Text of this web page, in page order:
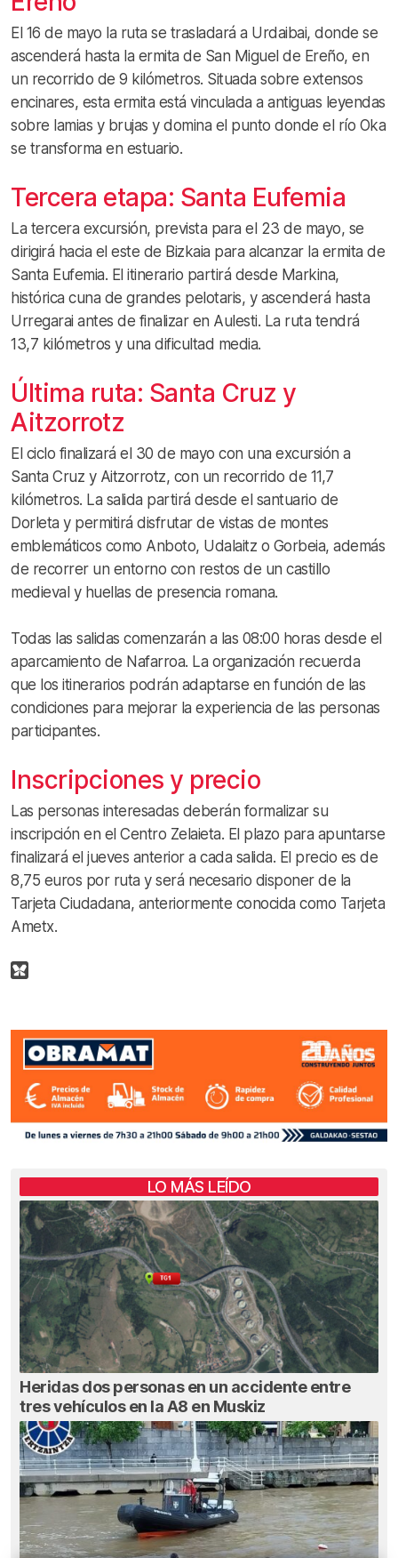
El 16 de mayo la ruta se trasladará a Urdaibai, donde se
ascenderá hasta la ermita de San Miguel de Ereño, en
un recorrido de 9 kilómetros. Situada sobre extensos
encinares, esta ermita está vinculada a antiguas leyendas
sobre lamias y brujas y domina el punto donde el río Oka
se transforma en estuario.
Tercera etapa: Santa Eufemia
La tercera excursión, prevista para el 23 de mayo, se
dirigirá hacia el este de Bizkaia para alcanzar la ermita de
Santa Eufemia. El itinerario partirá desde Markina,
histórica cuna de grandes pelotaris, y ascenderá hasta
Urregarai antes de finalizar en Aulesti. La ruta tendrá
13,7 kilómetros y una dificultad media.
Última ruta: Santa Cruz y
Aitzorrotz
El ciclo finalizará el 30 de mayo con una excursión a
Santa Cruz y Aitzorrotz, con un recorrido de 11,7
kilómetros. La salida partirá desde el santuario de
Dorleta y permitirá disfrutar de vistas de montes
emblemáticos como Anboto, Udalaitz o Gorbeia, además
de recorrer un entorno con restos de un castillo
medieval y huellas de presencia romana.
Todas las salidas comenzarán a las 08:00 horas desde el
aparcamiento de Nafarroa. La organización recuerda
que los itinerarios podrán adaptarse en función de las
condiciones para mejorar la experiencia de las personas
participantes.
Inscripciones y precio
Las personas interesadas deberán formalizar su
inscripción en el Centro Zelaieta. El plazo para apuntarse
finalizará el jueves anterior a cada salida. El precio es de
8,75 euros por ruta y será necesario disponer de la
Tarjeta Ciudadana, anteriormente conocida como Tarjeta
Ametx.
LO MÁS LEÍDO
Heridas dos personas en un accidente entre
tres vehículos en la A8 en Muskiz